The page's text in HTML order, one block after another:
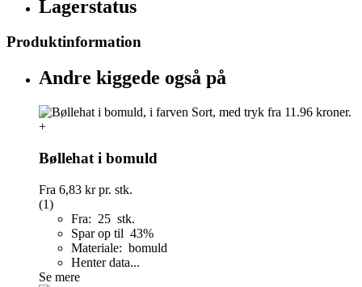
Lagerstatus
Produktinformation
Andre kiggede også på
+
Bøllehat i bomuld
Fra 6,83 krpr. stk.
(1)
Fra: 25 stk.
Spar op til 43%
Materiale: bomuld
Henter data...
Se mere